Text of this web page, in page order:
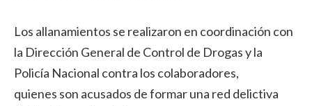
Los allanamientos se realizaron en coordinación con
la Dirección General de Control de Drogas y la
Policía Nacional contra los colaboradores,
quienes son acusados de formar una red delictiva